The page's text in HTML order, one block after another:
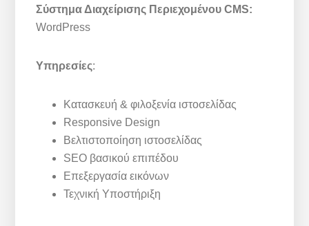
Σύστημα Διαχείρισης Περιεχομένου CMS:
WordPress
Υπηρεσίες:
Κατασκευή & φιλοξενία ιστοσελίδας
Responsive Design
Βελτιστοποίηση ιστοσελίδας
SEO βασικού επιπέδου
Επεξεργασία εικόνων
Τεχνική Υποστήριξη